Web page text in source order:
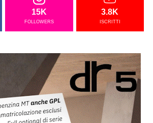
15K
FOLLOWERS
3.8K
ISCRITTI